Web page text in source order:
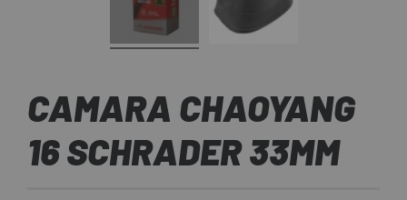
CAMARA CHAOYANG
16 SCHRADER 33MM